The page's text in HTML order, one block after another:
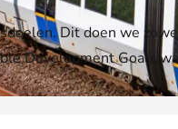
Dit doen we
Development Goals